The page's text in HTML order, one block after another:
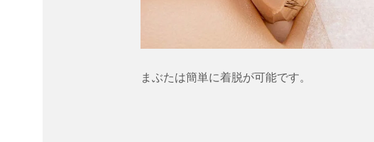
まぶたは簡単に着脱が可能です。